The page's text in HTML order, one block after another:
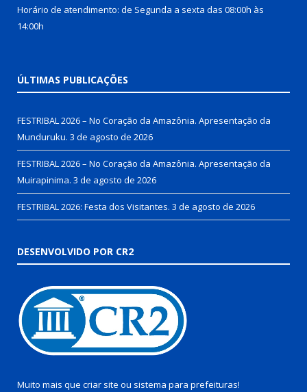
Horário de atendimento: de Segunda a sexta das 08:00h às
14:00h
ÚLTIMAS PUBLICAÇÕES
FESTRIBAL 2026 – No Coração da Amazônia. Apresentação da
Munduruku. 3 de agosto de 2026
FESTRIBAL 2026 – No Coração da Amazônia. Apresentação da
Muirapinima. 3 de agosto de 2026
FESTRIBAL 2026: Festa dos Visitantes. 3 de agosto de 2026
DESENVOLVIDO POR CR2
Muito mais que criar site ou sistema para prefeituras!